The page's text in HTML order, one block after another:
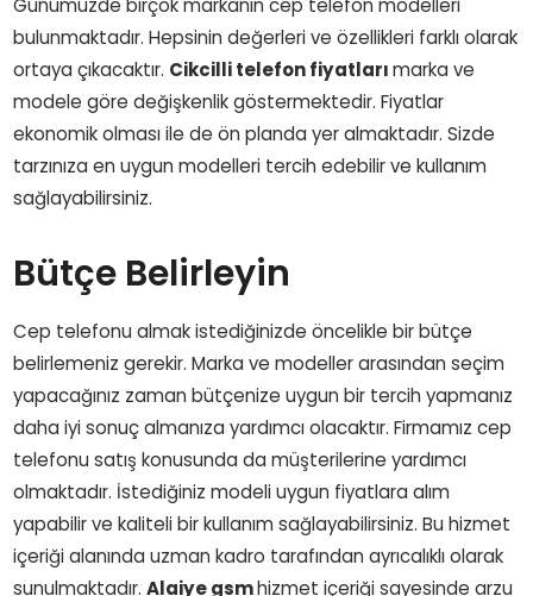
Günümüzde birçok markanın cep telefon modelleri
bulunmaktadır. Hepsinin değerleri ve özellikleri farklı olarak
ortaya çıkacaktır. Cikcilli telefon fiyatlarımarka ve
modele göre değişkenlik göstermektedir. Fiyatlar
ekonomik olması ile de ön planda yer almaktadır. Sizde
tarzınıza en uygun modelleri tercih edebilir ve kullanım
sağlayabilirsiniz.
Bütçe Belirleyin
Cep telefonu almak istediğinizde öncelikle bir bütçe
belirlemeniz gerekir. Marka ve modeller arasından seçim
yapacağınız zaman bütçenize uygun bir tercih yapmanız
daha iyi sonuç almanıza yardımcı olacaktır. Firmamız cep
telefonu satış konusunda da müşterilerine yardımcı
olmaktadır. İstediğiniz modeli uygun fiyatlara alım
yapabilir ve kaliteli bir kullanım sağlayabilirsiniz. Bu hizmet
içeriği alanında uzman kadro tarafından ayrıcalıklı olarak
sunulmaktadır.Alaiye gsmhizmet içeriği sayesinde arzu